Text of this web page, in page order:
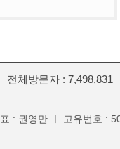
전체방문자 : 7,498,831
: 권영만 ㅣ 고유번호 :